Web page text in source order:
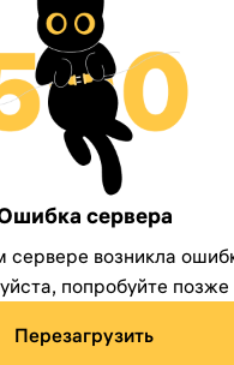
сервера
возникла
попробуйте позже
Перезагрузить